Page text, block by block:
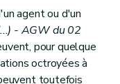
à la Direction générale
agent ou d'un
- AGW du 02
pour quelque
octroyées à
toutefois